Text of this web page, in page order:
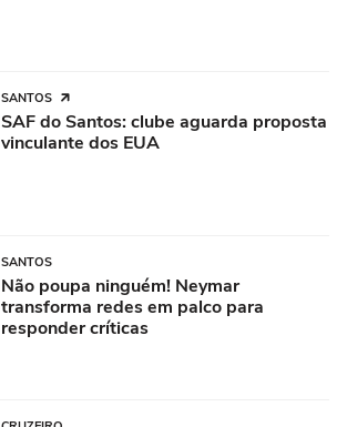
SANTOS
SAF do Santos: clube aguarda proposta
vinculante dos EUA
SANTOS
Não poupa ninguém! Neymar
transforma redes em palco para
responder críticas